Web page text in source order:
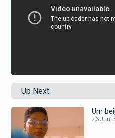
Up Next
Um
26